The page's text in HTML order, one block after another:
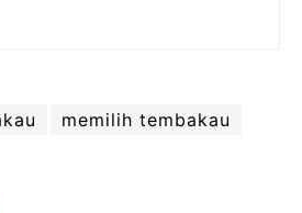
memilih tembakau